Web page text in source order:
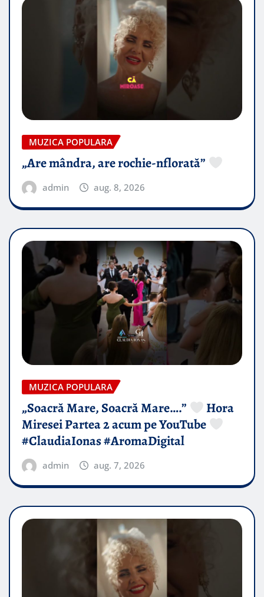
MUZICA POPULARA
„Are mândra, are rochie-nflorată”
admin aug. 8, 2026
MUZICA POPULARA
„Soacră Mare, Soacră Mare….”
Hora
Miresei Partea 2 acum pe YouTube
#ClaudiaIonas #AromaDigital
admin aug. 7, 2026